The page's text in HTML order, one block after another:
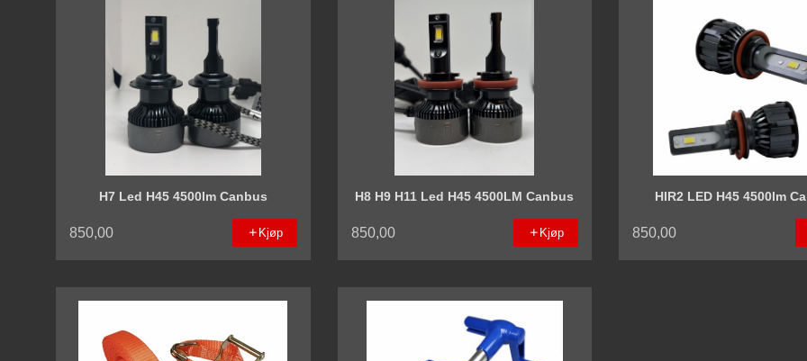
H7 Led H45 4500lm Canbus
850,00 Kjøp
H8 H9 H11 Led H45 4500LM Canbus
850,00 Kjøp
HIR2 LED H45 4500lm
850,00